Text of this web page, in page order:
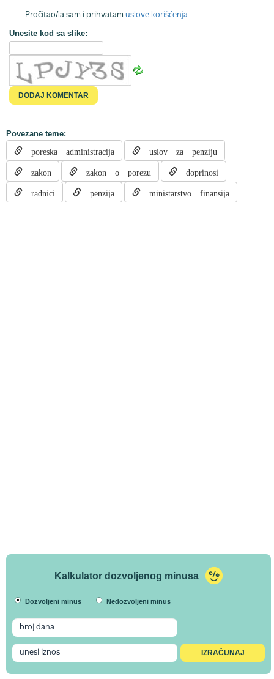
Pročitao/la sam i prihvatam uslove korišćenja
Unesite kod sa slike:
Povezane teme:
poreska administracija uslov za penziju
zakon zakon o porezu doprinosi
radnici penzija ministarstvo finansija
Kalkulator dozvoljenog minusa
Dozvoljeni minus Nedozvoljeni minus